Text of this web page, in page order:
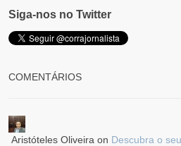
Siga-nos no Twitter
COMENTÁRIOS
Aristóteles Oliveira on Descubra o